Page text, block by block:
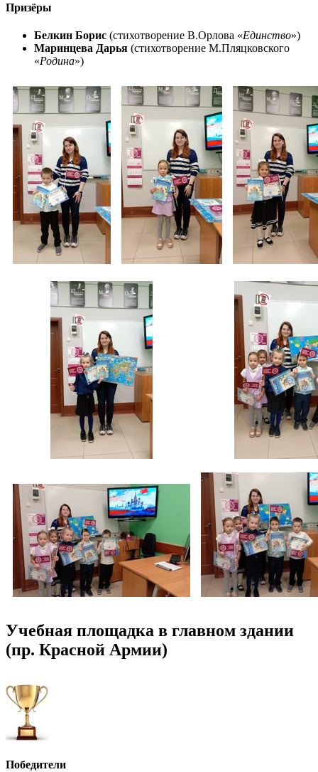
Призёры
Белкин Борис (стихотворение В.Орлова «Единство»)
Маринцева Дарья (стихотворение М.Пляцковского
«Родина»)
Учебная площадка в главном здании
(пр. Красной Армии)
Победители